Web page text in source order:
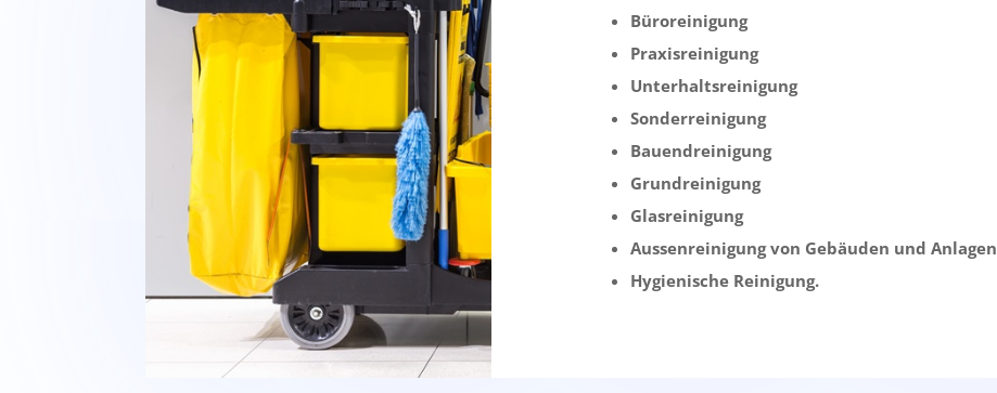
Büroreinigung
Praxisreinigung
Unterhaltsreinigung
Sonderreinigung
Bauendreinigung
Grundreinigung
Glasreinigung
Aussenreinigung von Gebäuden und Anlagen
Hygienische Reinigung.